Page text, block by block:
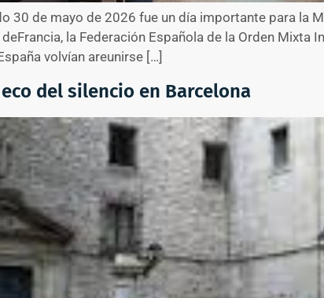
30 de mayo de 2026 fue un día importante para la
la Federación Española de la Orden Mixta
volvían areunirse […]
del silencio en Barcelona